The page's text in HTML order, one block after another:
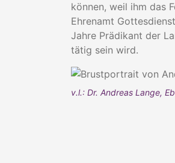
können, weil ihm das
Ehrenamt
Jahre Prädikant der
tätig sein wird.
v.l.: Dr. Andreas Lange,